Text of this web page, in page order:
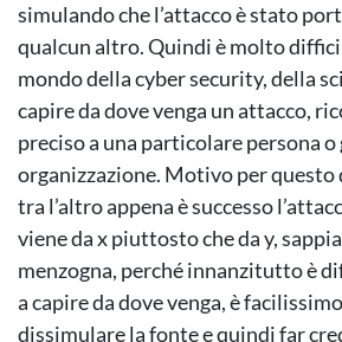
simulando che l’attacco è stato
qualcun altro. Quindi è molto
mondo della cyber security, della
capire da dove venga un attacco,
preciso a una particolare persona
organizzazione. Motivo per questo
tra l’altro appena è successo
viene da x piuttosto che da y,
menzogna, perché innanzitutto è
a capire da dove venga, è
dissimulare la fonte e quindi far